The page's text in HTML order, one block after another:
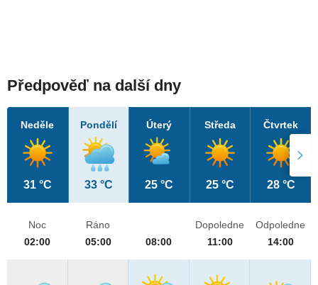
Předpověď na další dny
Neděle
31 °C
Pondělí
33 °C
Úterý
25 °C
Středa
25 °C
Čtvrtek
28 °C
Noc
02:00
Ráno
05:00
08:00
Dopoledne
11:00
Odpoledne
14:00